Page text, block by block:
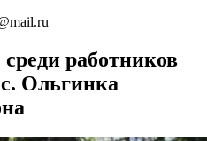
работников
Ольгинка